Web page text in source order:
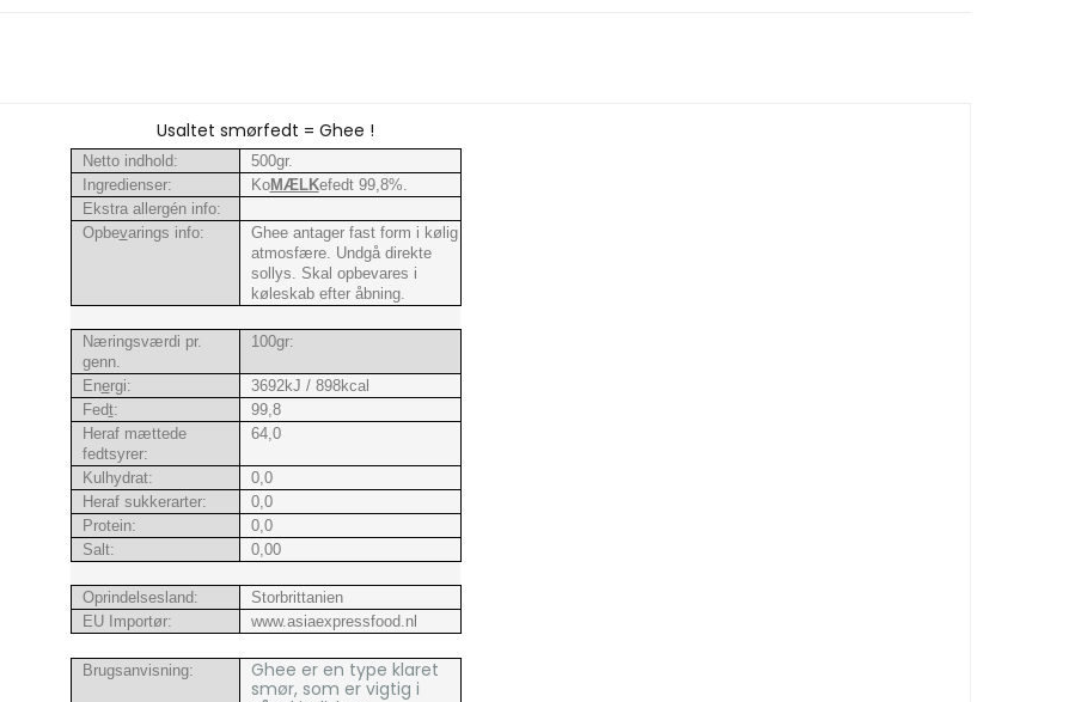
Usaltet smørfedt = Ghee !
Netto indhold:
500gr.
Ingredienser:
KoMÆLKefedt 99,8%.
Ekstra allergén info:
Opbevarings info:
Ghee antager fast form i kølig
atmosfære. Undgå direkte
sollys. Skal opbevares i
køleskab efter åbning.
Næringsværdi pr.
genn.
100gr:
Energi:
3692kJ / 898kcal
Fedt:
99,8
Heraf mættede
fedtsyrer:
64,0
Kulhydrat:
0,0
Heraf sukkerarter:
0,0
Protein:
0,0
Salt:
0,00
Oprindelsesland:
Storbrittanien
EU Importør:
www.asiaexpressfood.nl
Brugsanvisning:
Ghee er en type klaret
smør, som er vigtig i